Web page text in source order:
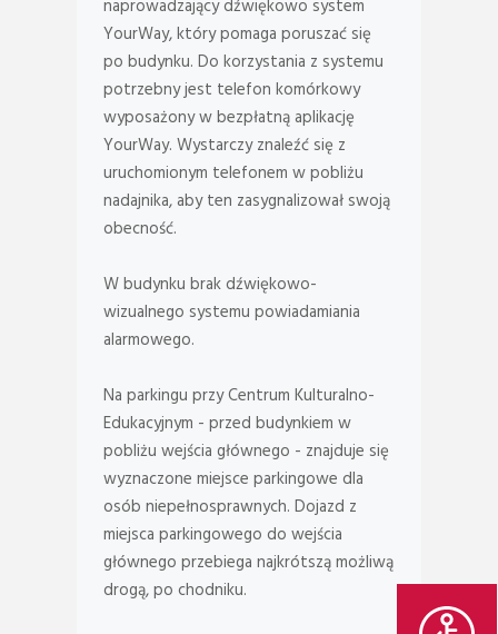
naprowadzający dźwiękowo system
YourWay, który pomaga poruszać się
po budynku. Do korzystania z systemu
potrzebny jest telefon komórkowy
wyposażony w bezpłatną aplikację
YourWay. Wystarczy znaleźć się z
uruchomionym telefonem w pobliżu
nadajnika, aby ten zasygnalizował swoją
obecność.
W budynku brak dźwiękowo-
wizualnego systemu powiadamiania
alarmowego.
Na parkingu przy Centrum Kulturalno-
Edukacyjnym - przed budynkiem w
pobliżu wejścia głównego - znajduje się
wyznaczone miejsce parkingowe dla
osób niepełnosprawnych. Dojazd z
miejsca parkingowego do wejścia
głównego przebiega najkrótszą możliwą
drogą, po chodniku.